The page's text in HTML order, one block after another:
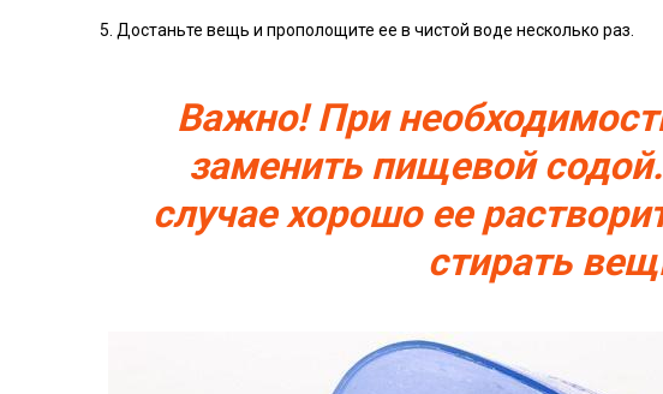
Достаньте вещь и прополощите ее в чистой воде несколько раз.
Важно! При
заменить пищевой
случае хорошо ее
стирать